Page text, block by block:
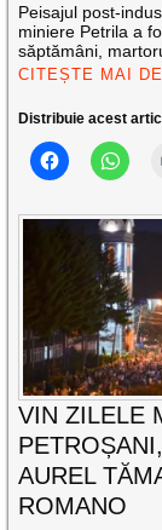
Peisajul post-
miniere Petrila a
săptămâni,
CITEȘTE MAI
Distribuie acest
VIN ZILELE
AUREL
ROMANO